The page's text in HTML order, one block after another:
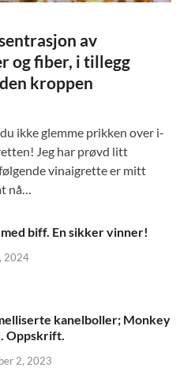
av
og fiber, i tillegg
kroppen
ikke glemme prikken over i-
Jeg har prøvd litt
vinaigrette er mitt
nå…
med biff. En sikker vinner!
2024
kanelboller; Monkey
Oppskrift.
2, 2023